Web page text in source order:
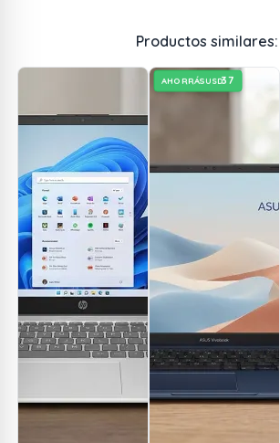
Productos similares:
AHORRÁSUSD37